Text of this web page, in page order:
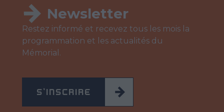
Newsletter
Restez informé et recevez tous les mois la
programmation et les actualités du
Mémorial.
S'INSCRIRE